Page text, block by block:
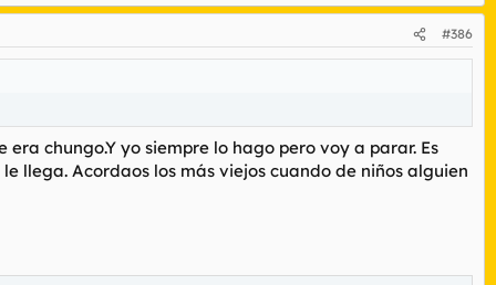
#386
chungo.Y yo siempre lo hago pero voy a parar. Es
llega. Acordaos los más viejos cuando de niños alguien